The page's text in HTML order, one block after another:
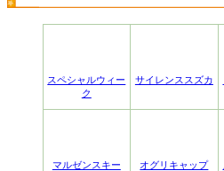
スペシャルウィー
ク
サイレンススズカ
マルゼンスキー オグリキャップ